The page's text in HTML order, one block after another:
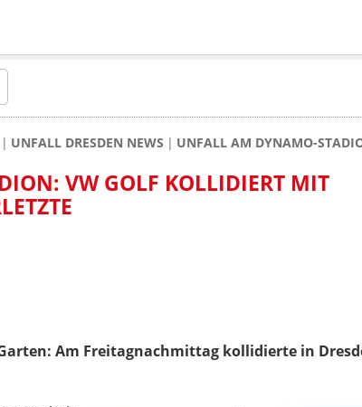
UNFALL DRESDEN NEWS UNFALL AM DYNAMO-
VW GOLF KOLLIDIERT MIT
Am Freitagnachmittag kollidierte in